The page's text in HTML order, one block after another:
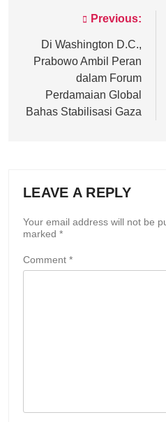
navigation
Previous:
Di Washington D.C.,
Prabowo Ambil Peran
dalam Forum
Perdamaian Global
Bahas Stabilisasi Gaza
LEAVE A REPLY
Your email address will not be
marked *
Comment *